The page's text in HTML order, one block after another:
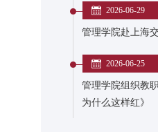
2026-06-29
管理学院赴上海
2026-06-25
管理学院组织教
为什么这样红》